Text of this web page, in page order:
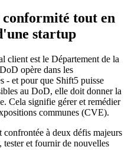
tout en
startup
client est le Département de la
opère dans les
- et pour que Shift5 puisse
au DoD, elle doit donner la
Cela signifie gérer et remédier
communes (CVE).
à deux défis majeurs
et fournir de nouvelles